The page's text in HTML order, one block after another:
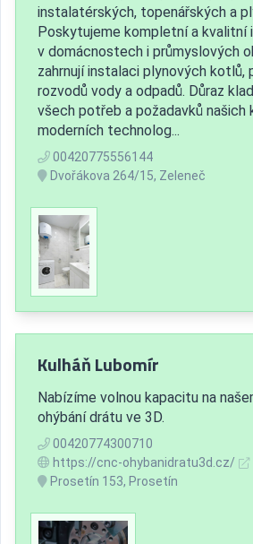
instalatérských, topenářských a
Poskytujeme kompletní a kvalitní
v domácnostech i průmyslových
zahrnují instalaci plynových kotlů,
rozvodů vody a odpadů. Důraz
všech potřeb a požadavků našich
moderních technolog...
00420775556144
Dvořákova 264/15, Zeleneč
Kulháň Lubomír
Nabízíme volnou kapacitu na
ohýbání drátu ve 3D.
00420774300710
https://cnc-ohybanidratu3d.cz/
Prosetín 153, Prosetín